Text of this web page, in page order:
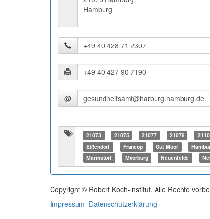
Hamburg
@
21073 21075 21077 21079
Eißendorf
Francop Gut Moor
Marmstorf
Moorburg Neuenfelde
Copyright © Robert Koch-Institut. Alle Rechte
Impressum Datenschutzerklärung